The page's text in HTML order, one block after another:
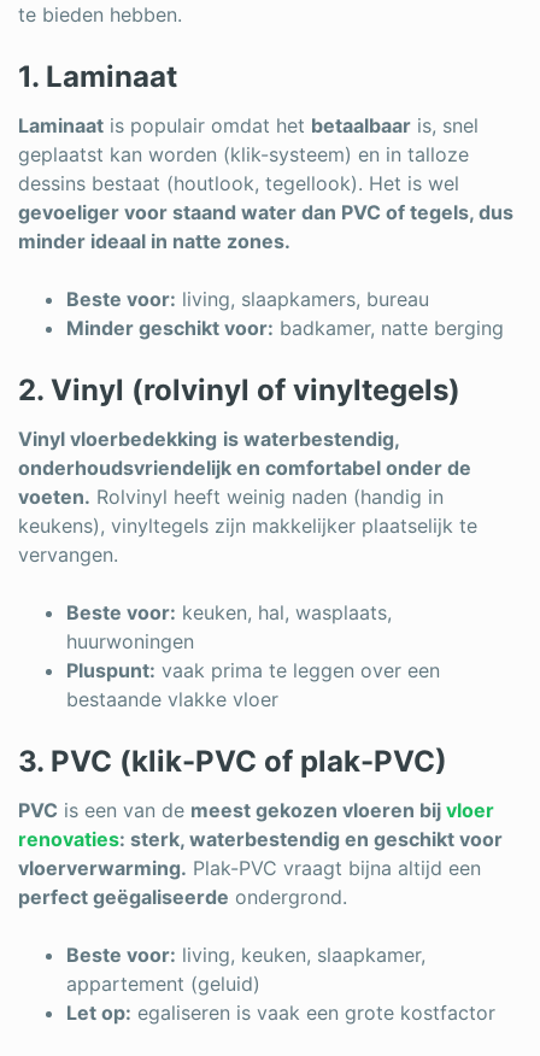
te bieden hebben.
1. Laminaat
Laminaat is populair omdat het betaalbaar is, snel
geplaatst kan worden (klik-systeem) en in talloze
dessins bestaat (houtlook, tegellook). Het is wel
gevoeliger voor staand water dan PVC of tegels, dus
minder ideaal in natte zones.
Beste voor: living, slaapkamers, bureau
Minder geschikt voor: badkamer, natte berging
2. Vinyl (rolvinyl of vinyltegels)
Vinyl vloerbedekking is waterbestendig,
onderhoudsvriendelijk en comfortabel onder de
voeten. Rolvinyl heeft weinig naden (handig in
keukens), vinyltegels zijn makkelijker plaatselijk te
vervangen.
Beste voor: keuken, hal, wasplaats,
huurwoningen
Pluspunt: vaak prima te leggen over een
bestaande vlakke vloer
3. PVC (klik-PVC of plak-PVC)
PVC is een van de meest gekozen vloeren bij vloer
renovaties: sterk, waterbestendig en geschikt voor
vloerverwarming. Plak-PVC vraagt bijna altijd een
perfect geëgaliseerde ondergrond.
Beste voor: living, keuken, slaapkamer,
appartement (geluid)
Let op: egaliseren is vaak een grote kostfactor